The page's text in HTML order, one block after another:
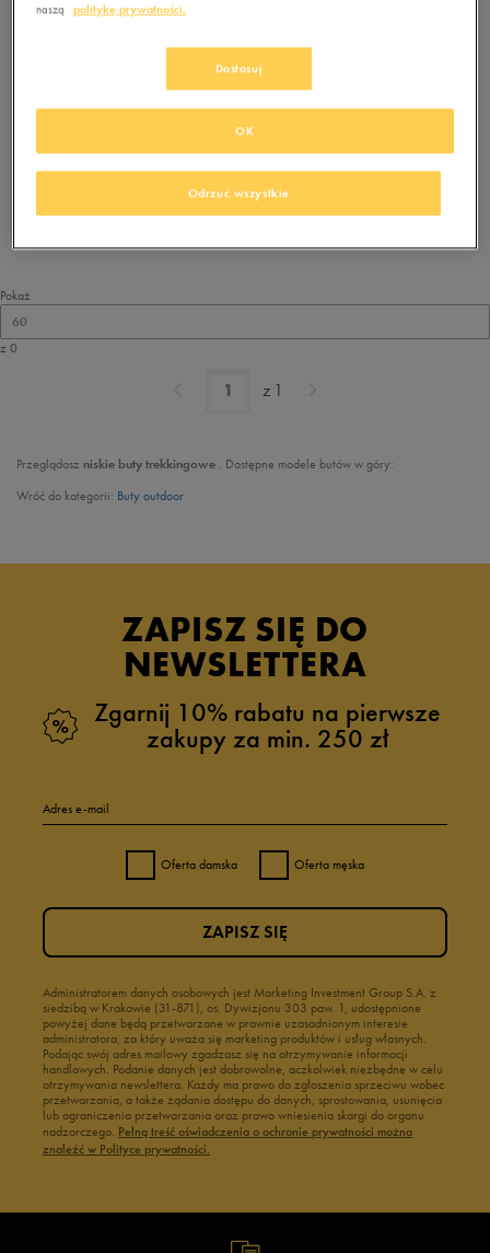
Zmień kryteria wyszukiwania lub
Pokaż
60
z 0
z 1
Przeglądasz niskie buty trekkingowe . Dostępne modele butów w góry:
Wróć do kategorii: Buty outdoor
ZAPISZ SIĘ DO
NEWSLETTERA
Zgarnij 10% rabatu na pierwsze
zakupy za min. 250 zł
Adres e-mail
Oferta damska Oferta męska
Administratorem danych osobowych jest Marketing Investment Group S.A. z
siedzibą w Krakowie (31-871), os. Dywizjonu 303 paw. 1, udostępnione
powyżej dane będą przetwarzane w prawnie uzasadnionym interesie
administratora, za który uważa się marketing produktów i usług własnych.
Podając swój adres mailowy zgadzasz się na otrzymywanie informacji
handlowych. Podanie danych jest dobrowolne, aczkolwiek niezbędne w celu
otrzymywania newslettera. Każdy ma prawo do zgłoszenia sprzeciwu wobec
przetwarzania, a także żądania dostępu do danych, sprostowania, usunięcia
lub ograniczenia przetwarzania oraz prawo wniesienia skargi do organu
nadzorczego. Pełną treść oświadczenia o ochronie prywatności można
znaleźć w Polityce prywatności.
ZAPISZ SIĘ
naszą
politykę prywatności.
Dostosuj
Odrzuć wszystkie
OK